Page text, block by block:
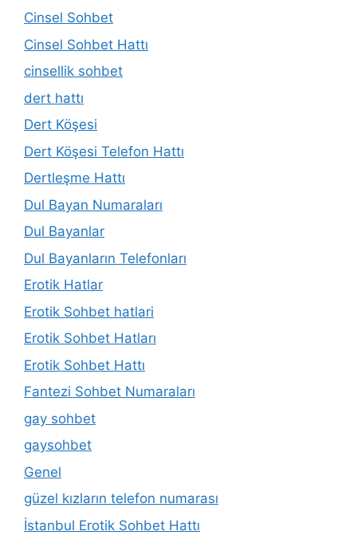
Cinsel Sohbet
Cinsel Sohbet Hattı
cinsellik sohbet
dert hattı
Dert Köşesi
Dert Köşesi Telefon Hattı
Dertleşme Hattı
Dul Bayan Numaraları
Dul Bayanlar
Dul Bayanların Telefonları
Erotik Hatlar
Erotik Sohbet hatlari
Erotik Sohbet Hatları
Erotik Sohbet Hattı
Fantezi Sohbet Numaraları
gay sohbet
gaysohbet
Genel
güzel kızların telefon numarası
İstanbul Erotik Sohbet Hattı